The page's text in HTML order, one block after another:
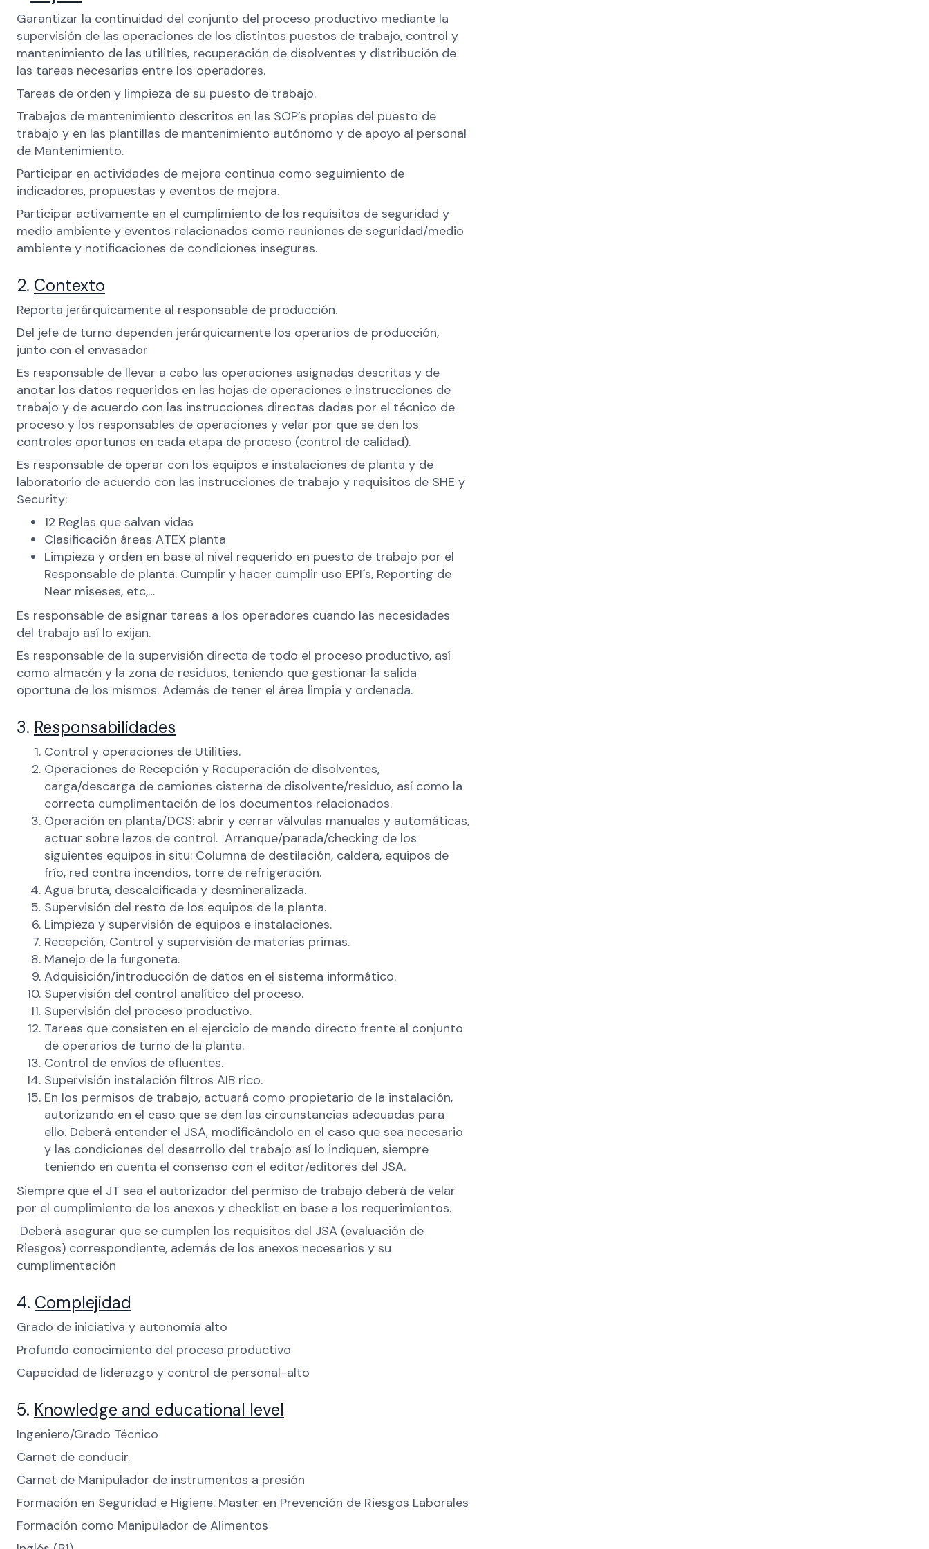
Garantizar la continuidad del conjunto del proceso productivo mediante la
supervisión de las operaciones de los distintos puestos de trabajo, control y
mantenimiento de las utilities, recuperación de disolventes y distribución de
las tareas necesarias entre los operadores.
Tareas de orden y limpieza de su puesto de trabajo.
Trabajos de mantenimiento descritos en las SOP’s propias del puesto de
trabajo y en las plantillas de mantenimiento autónomo y de apoyo al personal
de Mantenimiento.
Participar en actividades de mejora continua como seguimiento de
indicadores, propuestas y eventos de mejora.
Participar activamente en el cumplimiento de los requisitos de seguridad y
medio ambiente y eventos relacionados como reuniones de seguridad/medio
ambiente y notificaciones de condiciones inseguras.
2. Contexto
Reporta jerárquicamente al responsable de producción.
Del jefe de turno dependen jerárquicamente los operarios de producción,
junto con el envasador
Es responsable de llevar a cabo las operaciones asignadas descritas y de
anotar los datos requeridos en las hojas de operaciones e instrucciones de
trabajo y de acuerdo con las instrucciones directas dadas por el técnico de
proceso y los responsables de operaciones y velar por que se den los
controles oportunos en cada etapa de proceso (control de calidad).
Es responsable de operar con los equipos e instalaciones de planta y de
laboratorio de acuerdo con las instrucciones de trabajo y requisitos de SHE y
Security:
12 Reglas que salvan vidas
Clasificación áreas ATEX planta
Limpieza y orden en base al nivel requerido en puesto de trabajo por el
Responsable de planta. Cumplir y hacer cumplir uso EPI´s, Reporting de
Near miseses, etc,…
Es responsable de asignar tareas a los operadores cuando las necesidades
del trabajo así lo exijan.
Es responsable de la supervisión directa de todo el proceso productivo, así
como almacén y la zona de residuos, teniendo que gestionar la salida
oportuna de los mismos. Además de tener el área limpia y ordenada.
3. Responsabilidades
Control y operaciones de Utilities.
Operaciones de Recepción y Recuperación de disolventes,
carga/descarga de camiones cisterna de disolvente/residuo, así como la
correcta cumplimentación de los documentos relacionados.
Operación en planta/DCS: abrir y cerrar válvulas manuales y automáticas,
actuar sobre lazos de control. Arranque/parada/checking de los
siguientes equipos in situ: Columna de destilación, caldera, equipos de
frío, red contra incendios, torre de refrigeración.
Agua bruta, descalcificada y desmineralizada.
Supervisión del resto de los equipos de la planta.
Limpieza y supervisión de equipos e instalaciones.
Recepción, Control y supervisión de materias primas.
Manejo de la furgoneta.
Adquisición/introducción de datos en el sistema informático.
Supervisión del control analítico del proceso.
Supervisión del proceso productivo.
Tareas que consisten en el ejercicio de mando directo frente al conjunto
de operarios de turno de la planta.
Control de envíos de efluentes.
Supervisión instalación filtros AIB rico.
En los permisos de trabajo, actuará como propietario de la instalación,
autorizando en el caso que se den las circunstancias adecuadas para
ello. Deberá entender el JSA, modificándolo en el caso que sea necesario
y las condiciones del desarrollo del trabajo así lo indiquen, siempre
teniendo en cuenta el consenso con el editor/editores del JSA.
Siempre que el JT sea el autorizador del permiso de trabajo deberá de velar
por el cumplimiento de los anexos y checklist en base a los requerimientos.
Deberá asegurar que se cumplen los requisitos del JSA (evaluación de
Riesgos) correspondiente, además de los anexos necesarios y su
cumplimentación
4. Complejidad
Grado de iniciativa y autonomía alto
Profundo conocimiento del proceso productivo
Capacidad de liderazgo y control de personal-alto
5. Knowledge and educational level
Ingeniero/Grado Técnico
Carnet de conducir.
Carnet de Manipulador de instrumentos a presión
Formación en Seguridad e Higiene. Master en Prevención de Riesgos Laborales
Formación como Manipulador de Alimentos